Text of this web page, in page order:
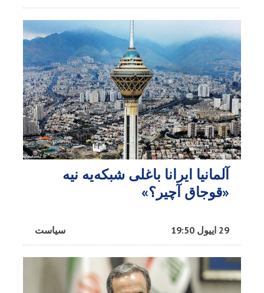
آلمانیا ایرانا باغلی شبکه‌یه نیه
«قوجاق آچیر؟»
سیاست 29 اییول 19:50